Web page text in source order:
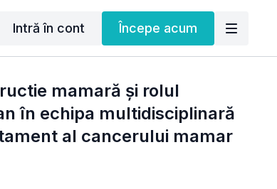
Intră în cont Începe acum
mamară și rolul
în echipa multidisciplinară
al cancerului mamar